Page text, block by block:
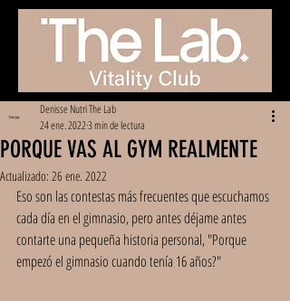
PORQUE VAS AL GYM REALMENTE
Denisse Nutri The Lab
24 ene. 20223 min de lectura
Actualizado: 26 ene. 2022
Eso son las contestas más frecuentes que escuchamos
cada día en el gimnasio, pero antes déjame antes
contarte una pequeña historia personal, "Porque
empezó el gimnasio cuando tenía 16 años?"